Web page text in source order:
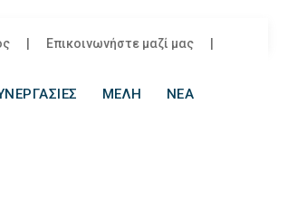
| Επικοινωνήστε μαζί μας |
ΜΕΛΗ ΝΕΑ